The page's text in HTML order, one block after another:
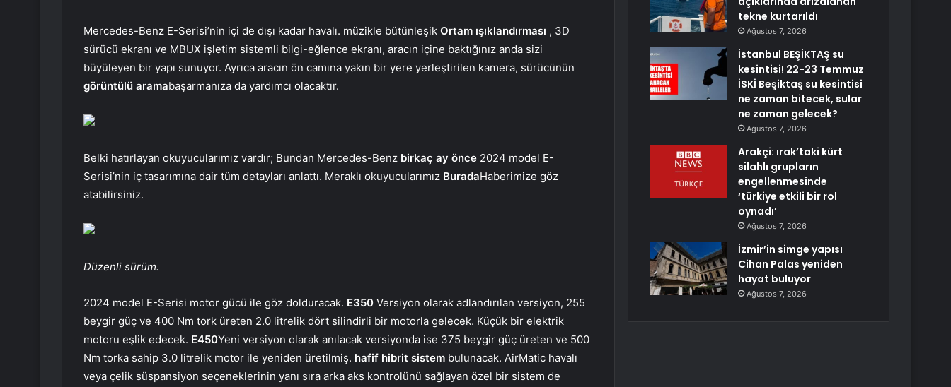
Mercedes-Benz E-Serisi’nin içi de dışı kadar havalı. müzikle bütünleşik Ortam ışıklandırması , 3D
sürücü ekranı ve MBUX işletim sistemli bilgi-eğlence ekranı, aracın içine baktığınız anda sizi
büyüleyen bir yapı sunuyor. Ayrıca aracın ön camına yakın bir yere yerleştirilen kamera, sürücünün
görüntülü aramabaşarmanıza da yardımcı olacaktır.
Belki hatırlayan okuyucularımız vardır; Bundan Mercedes-Benz birkaç ay önce 2024 model E-
Serisi’nin iç tasarımına dair tüm detayları anlattı. Meraklı okuyucularımız BuradaHaberimize göz
atabilirsiniz.
Düzenli sürüm.
2024 model E-Serisi motor gücü ile göz dolduracak. E350 Versiyon olarak adlandırılan versiyon, 255
beygir güç ve 400 Nm tork üreten 2.0 litrelik dört silindirli bir motorla gelecek. Küçük bir elektrik
motoru eşlik edecek. E450Yeni versiyon olarak anılacak versiyonda ise 375 beygir güç üreten ve 500
Nm torka sahip 3.0 litrelik motor ile yeniden üretilmiş. hafif hibrit sistem bulunacak. AirMatic havalı
veya çelik süspansiyon seçeneklerinin yanı sıra arka aks kontrolünü sağlayan özel bir sistem de
tekne kurtarıldı
Ağustos 7, 2026
İstanbul BEŞİKTAŞ su
kesintisi! 22-23 Temmuz
İSKİ Beşiktaş su kesintisi
ne zaman bitecek, sular
ne zaman gelecek?
Ağustos 7, 2026
Arakçi: ırak’taki kürt
silahlı grupların
engellenmesinde
‘türkiye etkili bir rol
oynadı’
Ağustos 7, 2026
İzmir’in simge yapısı
Cihan Palas yeniden
hayat buluyor
Ağustos 7, 2026